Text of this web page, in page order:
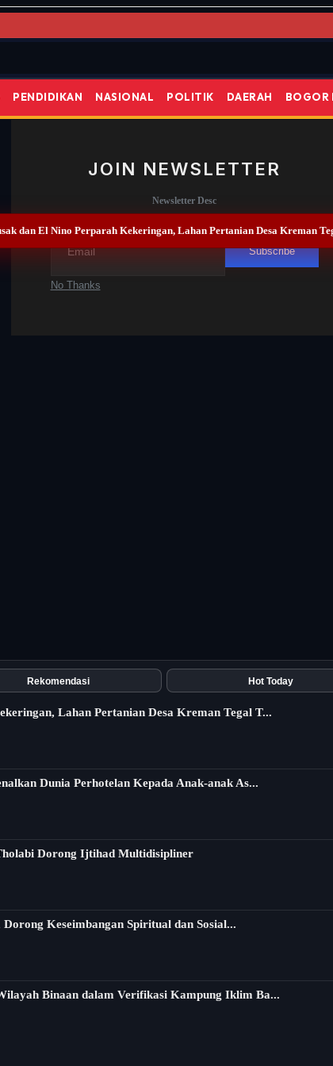
PENDIDIKAN NASIONAL POLITIK DAERAH BOGOR
JOIN NEWSLETTER
Newsletter Desc
Subscribe
No Thanks
Rekomendasi Hot Today
Lahan Pertanian Desa Kreman Tegal T...
Dunia Perhotelan Kepada Anak-anak As...
Dorong Ijtihad Multidisipliner
Keseimbangan Spiritual dan Sosial...
Binaan dalam Verifikasi Kampung Iklim Ba...
dan El Nino Perparah Kekeringan, Lahan Pertanian Desa Kreman